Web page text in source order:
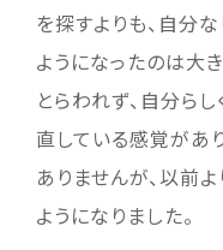
を探すよりも、自分
ようになったのは大
とらわれず、自分ら
直している感覚があ
ありませんが、以前
ようになりました。